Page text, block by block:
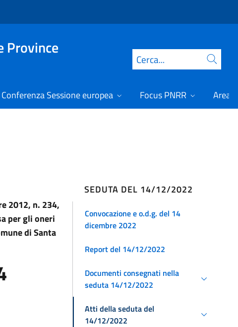
Province
Cerca
Conferenza Sessione europea Focus PNRR Area
2012, n. 234,
per gli oneri
di Santa
SEDUTA DEL 14/12/2022
Convocazione e o.d.g. del 14
dicembre 2022
Report del 14/12/2022
Documenti consegnati nella
seduta 14/12/2022
Atti della seduta del
14/12/2022